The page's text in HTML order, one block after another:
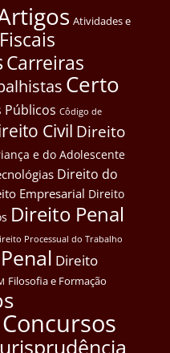
Atividades e
Carreiras
Certo
Públicos Côdigo de
Civil Direito
e do Adolescente
Direito do
Empresarial Direito
Direito Penal
Processual do Trabalho
Direito
Filosofia e Formação